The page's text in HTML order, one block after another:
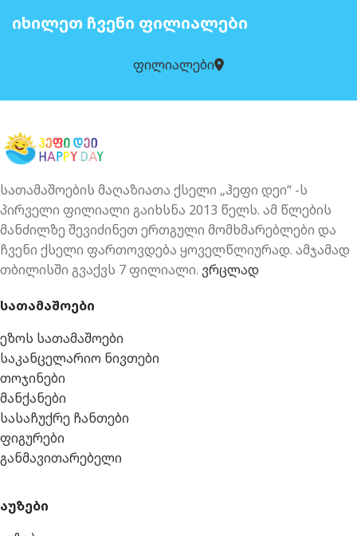
ᲘᲮᲘᲚᲔᲗ ᲩᲕᲔᲜᲘ ᲤᲘᲚᲘᲐᲚᲔᲑᲘ
ფილიალები
სათამაშოების მაღაზიათა ქსელი „ჰეფი დეი“ -ს
პირველი ფილიალი გაიხსნა 2013 წელს. ამ წლების
მანძილზე შევიძინეთ ერთგული მომხმარებლები და
ჩვენი ქსელი ფართოვდება ყოველწლიურად. ამჯამად
თბილისში გვაქვს 7 ფილიალი. ვრცლად
სათამაშოები
ეზოს სათამაშოები
საკანცელარიო ნივთები
თოჯინები
მანქანები
სასაჩუქრე ჩანთები
ფიგურები
განმავითარებელი
აუზები